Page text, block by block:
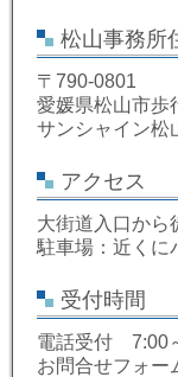
松山事務所
〒790-0801
愛媛県松山市歩
サンシャイン松
アクセス
大街道入口から
駐車場：近くに
受付時間
電話受付 7:00
お問合せフォー